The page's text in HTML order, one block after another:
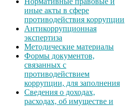
иные акты в сфере
противодействия коррупции
Антикоррупционная
экспертиза
Методические материалы
Формы документов,
связанных с
противодействием
коррупции, для заполнения
Сведения о доходах,
расходах, об имуществе и